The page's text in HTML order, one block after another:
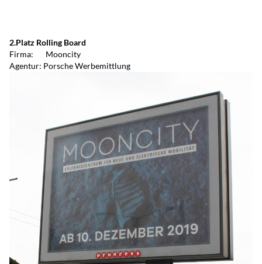
2.Platz Rolling Board
Firma: Mooncity
Agentur: Porsche Werbemittlung